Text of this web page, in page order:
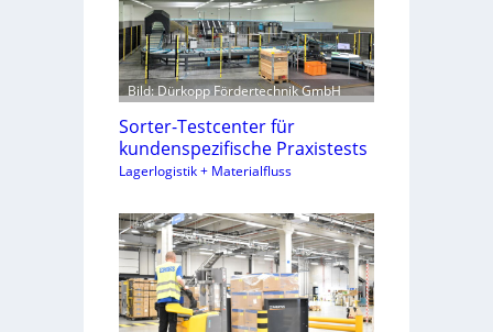
Bild: Dürkopp Fördertechnik GmbH
Sorter-Testcenter für
kundenspezifische Praxistests
Lagerlogistik + Materialfluss